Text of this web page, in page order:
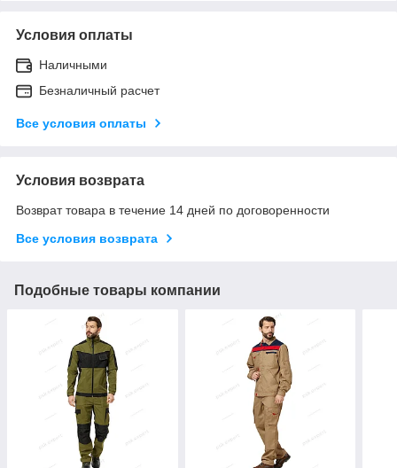
Условия оплаты
Наличными
Безналичный расчет
Все условия оплаты
Условия возврата
Возврат товара в течение 14 дней по договоренности
Все условия возврата
Подобные товары компании